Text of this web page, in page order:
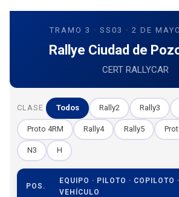
TRAMO 3 · SS03 · 2 DE
Rallye Ciudad de
CERT RALLYCAR
CLASE Todos Rally2 Rally3
Proto 4RM Rally4 Rally5
N3 H
POS.
EQUIPO · PILOTO · COPILOTO ·
VEHÍCULO